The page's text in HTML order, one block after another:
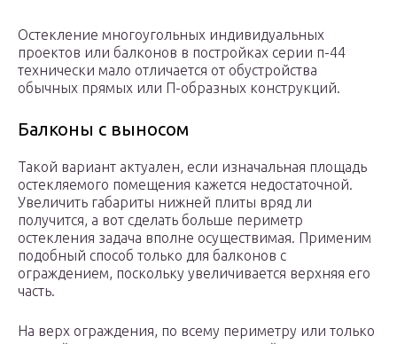
Остекление многоугольных индивидуальных
проектов или балконов в постройках серии п-44
технически мало отличается от обустройства
обычных прямых или П-образных конструкций.
Балконы с выносом
Такой вариант актуален, если изначальная площадь
остекляемого помещения кажется недостаточной.
Увеличить габариты нижней плиты вряд ли
получится, а вот сделать больше периметр
остекления задача вполне осуществимая. Применим
подобный способ только для балконов с
ограждением, поскольку увеличивается верхняя его
часть.
На верх ограждения, по всему периметру или только